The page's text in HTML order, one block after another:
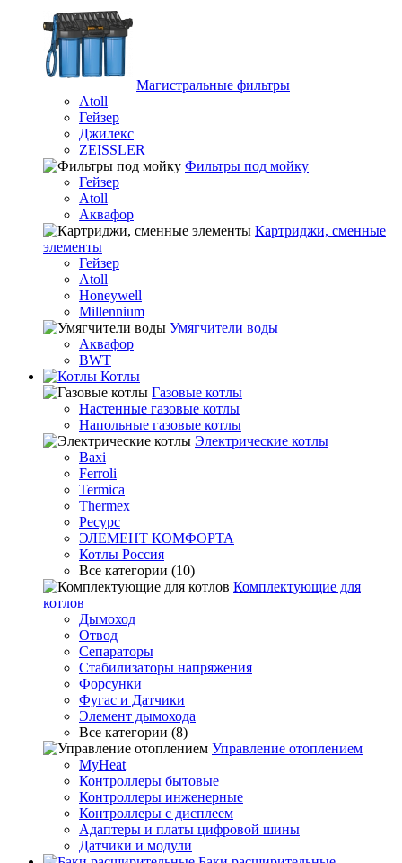
Магистральные фильтры
Atoll
Гейзер
Джилекс
ZEISSLER
Фильтры под мойку
Гейзер
Atoll
Аквафор
Картриджи, сменные
элементы
Гейзер
Atoll
Honeywell
Millennium
Умягчители воды
Аквафор
BWT
Котлы
Гaзовые котлы
Настенные газовые котлы
Напольные газовые котлы
Электрические котлы
Baxi
Ferroli
Termica
Thermex
Ресурс
ЭЛЕМЕНТ КОМФОРТА
Котлы Россия
Все категории (10)
Комплектующие для
котлов
Дымоход
Отвод
Сепараторы
Стабилизаторы напряжения
Форсунки
Фугас и Датчики
Элемент дымохода
Все категории (8)
Управление отоплением
MyHeat
Контроллеры бытовые
Контроллеры инженерные
Контроллеры с дисплеем
Адаптеры и платы цифровой шины
Датчики и модули